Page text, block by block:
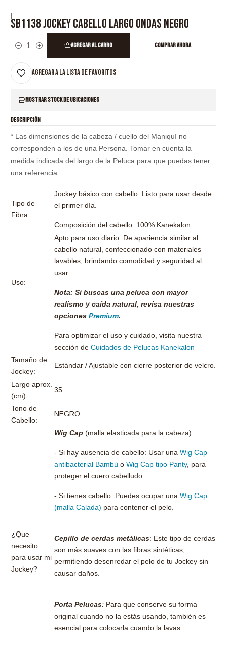
|
SB1138 JOCKEY CABELLO LARGO ONDAS NEGRO
Cantidad
Agregar al Carro Comprar ahora
Agregar a la lista de favoritos
Mostrar stock de ubicaciones
DESCRIPCIÓN
* Las dimensiones de la cabeza / cuello del Maniquí no
corresponden a los de una Persona. Tomar en cuenta la
medida indicada del largo de la Peluca para que puedas tener
una referencia.
Tipo de
Fibra:
Jockey básico con cabello. Listo para usar desde
el primer día.
Composición del cabello: 100% Kanekalon.
Uso:
Apto para uso diario. De apariencia similar al
cabello natural, confeccionado con materiales
lavables, brindando comodidad y seguridad al
usar.
Nota: Si buscas una peluca con mayor
realismo y caída natural, revisa nuestras
opciones Premium.
Para optimizar el uso y cuidado, visita nuestra
sección de Cuidados de Pelucas Kanekalon
Tamaño de
Jockey:
Estándar / Ajustable con cierre posterior de velcro.
Largo aprox.
(cm) :
35
Tono de
Cabello:
NEGRO
¿Que
necesito
para usar mi
Jockey?
Wig Cap (malla elasticada para la cabeza):
- Si hay ausencia de cabello: Usar una Wig Cap
antibacterial Bambú o Wig Cap tipo Panty, para
proteger el cuero cabelludo.
- Si tienes cabello: Puedes ocupar una Wig Cap
(malla Calada) para contener el pelo.
Cepillo de cerdas metálicas: Este tipo de cerdas
son más suaves con las fibras sintéticas,
permitiendo desenredar el pelo de tu Jockey sin
causar daños.
Porta Pelucas: Para que conserve su forma
original cuando no la estás usando, también es
esencial para colocarla cuando la lavas.